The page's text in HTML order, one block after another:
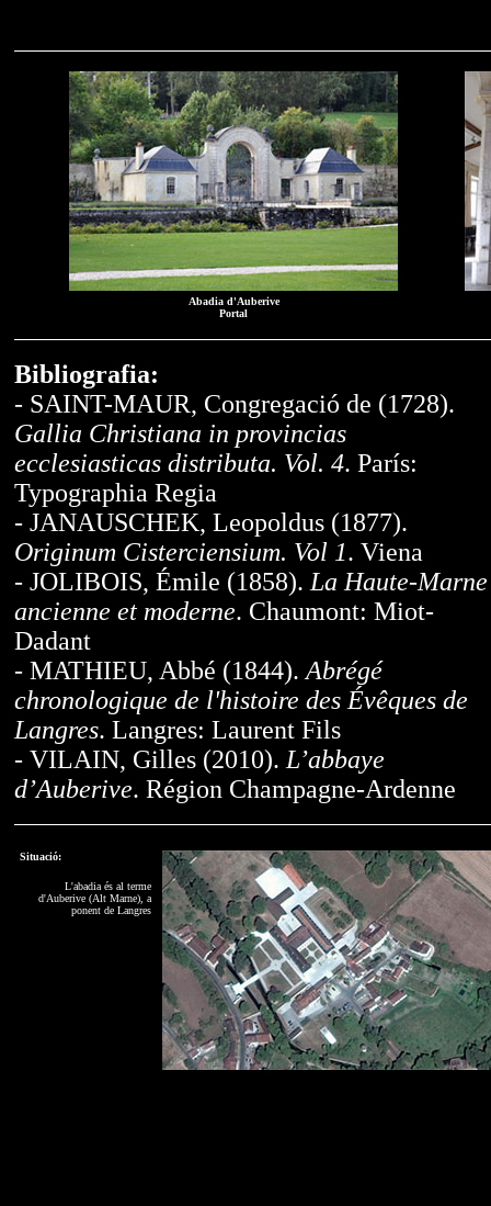
Abadia d'Auberive
Portal
Bibliografia:
- SAINT-MAUR, Congregació de (1728).
Gallia Christiana in provincias
ecclesiasticas distributa. Vol. 4. París:
Typographia Regia
- JANAUSCHEK, Leopoldus (1877).
Originum Cisterciensium. Vol 1. Viena
- JOLIBOIS, Émile (1858). La Haute-Marne
ancienne et moderne. Chaumont: Miot-
Dadant
- MATHIEU, Abbé (1844). Abrégé
chronologique de l'histoire des Évêques de
Langres. Langres: Laurent Fils
- VILAIN, Gilles (2010). L’abbaye
d’Auberive. Région Champagne-Ardenne
Situació:
L'abadia és al terme
d'Auberive (Alt Marne), a
ponent de Langres